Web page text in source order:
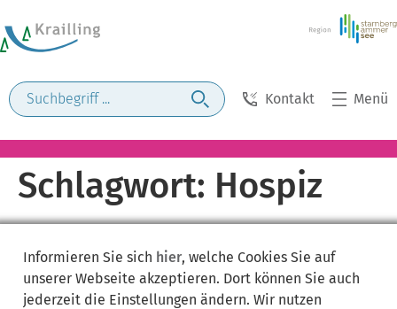
Kontakt Menü
Schlagwort: Hospiz
Informieren Sie sich hier, welche Cookies Sie auf
unserer Webseite akzeptieren. Dort können Sie auch
jederzeit die Einstellungen ändern. Wir nutzen